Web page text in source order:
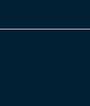
pp m